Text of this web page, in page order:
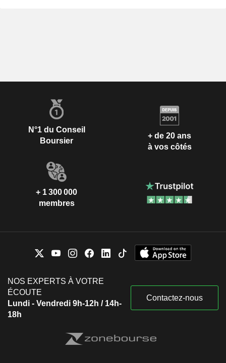
N°1 du Conseil
Boursier
+ de 20 ans
à vos côtés
+ 1 300 000
membres
NOS EXPERTS À VOTRE
ÉCOUTE
Lundi - Vendredi 9h-12h / 14h-
18h
Contactez-nous